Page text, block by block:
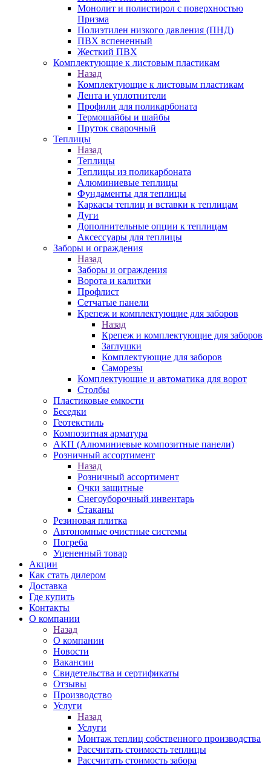
Монолит и полистирол с поверхностью
Призма
Полиэтилен низкого давления (ПНД)
ПВХ вспененный
Жесткий ПВХ
Комплектующие к листовым пластикам
Назад
Комплектующие к листовым пластикам
Лента и уплотнители
Профили для поликарбоната
Термошайбы и шайбы
Пруток сварочный
Теплицы
Назад
Теплицы
Теплицы из поликарбоната
Алюминиевые теплицы
Фундаменты для теплицы
Каркасы теплиц и вставки к теплицам
Дуги
Дополнительные опции к теплицам
Аксессуары для теплицы
Заборы и ограждения
Назад
Заборы и ограждения
Ворота и калитки
Профлист
Сетчатые панели
Крепеж и комплектующие для заборов
Назад
Крепеж и комплектующие для заборов
Заглушки
Комплектующие для заборов
Саморезы
Комплектующие и автоматика для ворот
Столбы
Пластиковые емкости
Беседки
Геотекстиль
Композитная арматура
АКП (Алюминиевые композитные панели)
Розничный ассортимент
Назад
Розничный ассортимент
Очки защитные
Снегоуборочный инвентарь
Стаканы
Резиновая плитка
Автономные очистные системы
Погреба
Уцененный товар
Акции
Как стать дилером
Доставка
Где купить
Контакты
О компании
Назад
О компании
Новости
Вакансии
Свидетельства и сертификаты
Отзывы
Производство
Услуги
Назад
Услуги
Монтаж теплиц собственного производства
Рассчитать стоимость теплицы
Рассчитать стоимость забора